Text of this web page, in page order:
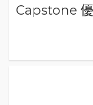
Capstone